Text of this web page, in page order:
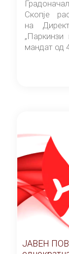
Скопје
на
мандат од
ЈАВЕН ПОВИК за